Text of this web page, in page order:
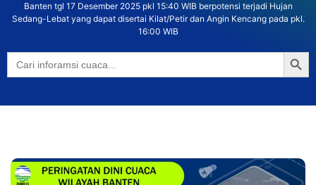
Banten tgl 17 Desember 2025 pkl 15:40 WIB berpotensi terjadi Hujan
Sedang-Lebat yang dapat disertai Kilat/Petir dan Angin Kencang pada pkl.
16:00 WIB
Search
for: